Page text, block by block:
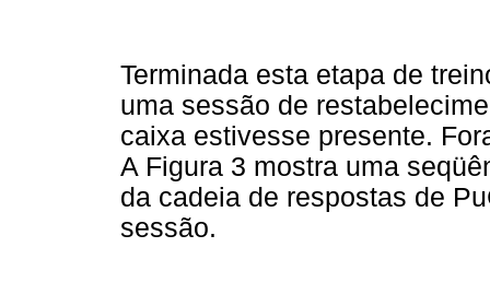
Terminada esta etapa de
uma sessão de
caixa estivesse presente.
A Figura 3 mostra uma
da cadeia de respostas de
sessão.